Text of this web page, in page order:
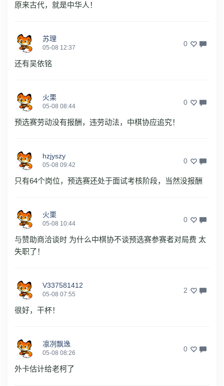
原来古代，就是中华人！
苏理
05-08 12:37 0
还有吴依铭
火栗
05-08 08:44 0
预选赛劳动没有报酬，违劳动法，中棋协应追究！
hzjyszy
05-08 09:42 0
只有64个岗位，预选赛还处于面试考核阶段，当然没报酬
火栗
05-08 10:44 0
与赞助商洽谈时 为什么中棋协不谈预选赛参赛者对局费 太
失职了！
V337581412
05-08 07:55 2
很好，干杯！
凛冽飘逸
05-08 08:26 0
外卡估计给老柯了